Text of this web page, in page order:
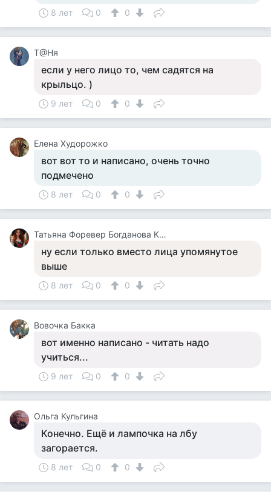
8 лет 0 0
Т@Ня
если у него лицо то, чем садятся на
крыльцо. )
9 лет 0 0
Елена Худорожко
вот вот то и написано, очень точно
подмечено
8 лет 0 0
Татьяна Форевер Богданова Картина Дали Пять Минут До Пробуждения Или Кормежки Кошек
ну если только вместо лица упомянутое
выше
8 лет 0 0
Вовочка Бакка
вот именно написано - читать надо
учиться...
9 лет 0 0
Ольга Кульгина
Конечно. Ещё и лампочка на лбу
загорается.
8 лет 0 0